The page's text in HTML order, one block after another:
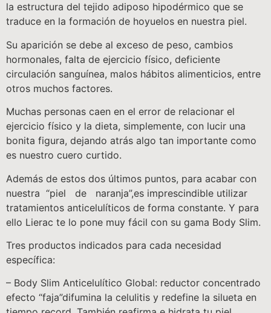
la estructura del tejido adiposo hipodérmico que se
traduce en la formación de hoyuelos en nuestra piel.
Su aparición se debe al exceso de peso, cambios
hormonales, falta de ejercicio físico, deficiente
circulación sanguínea, malos hábitos alimenticios, entre
otros muchos factores.
Muchas personas caen en el error de relacionar el
ejercicio físico y la dieta, simplemente, con lucir una
bonita figura, dejando atrás algo tan importante como
es nuestro cuero curtido.
Además de estos dos últimos puntos, para acabar con
nuestra “piel de naranja”,es imprescindible utilizar
tratamientos anticelulíticos de forma constante. Y para
ello Lierac te lo pone muy fácil con su gama Body Slim.
Tres productos indicados para cada necesidad
específica:
– Body Slim Anticelulítico Global: reductor concentrado
efecto “faja”difumina la celulitis y redefine la silueta en